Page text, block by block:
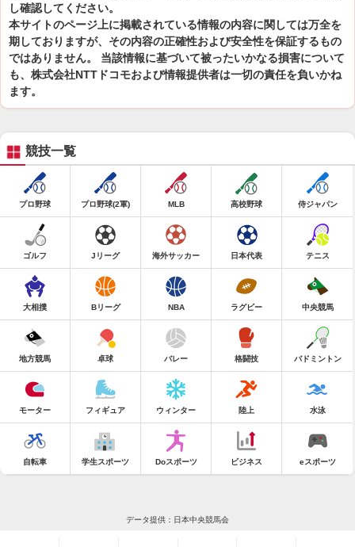
し確認してください。
本サイトのページ上に掲載されている情報の内容に関しては万全を
期しておりますが、その内容の正確性および安全性を保証するもの
ではありません。 当該情報に基づいて被ったいかなる損害について
も、株式会社NTTドコモおよび情報提供者は一切の責任を負いかね
ます。
競技一覧
プロ野球 プロ野球(2軍) MLB 高校野球 侍ジャパン
ゴルフ Jリーグ 海外サッカー 日本代表 テニス
大相撲 Bリーグ NBA ラグビー 中央競馬
地方競馬 卓球 バレー 格闘技 バドミントン
モーター フィギュア ウィンター 陸上 水泳
自転車 学生スポーツ Doスポーツ ビジネス eスポーツ
データ提供：日本中央競馬会